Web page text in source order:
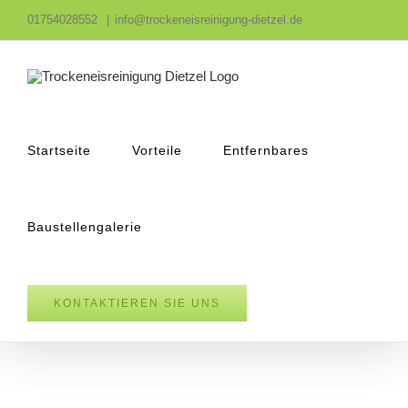
Inhalt
springen
01754028552 info@trockeneisreinigung-dietzel.de
Startseite Vorteile Entfernbares
Baustellengalerie
KONTAKTIEREN SIE UNS